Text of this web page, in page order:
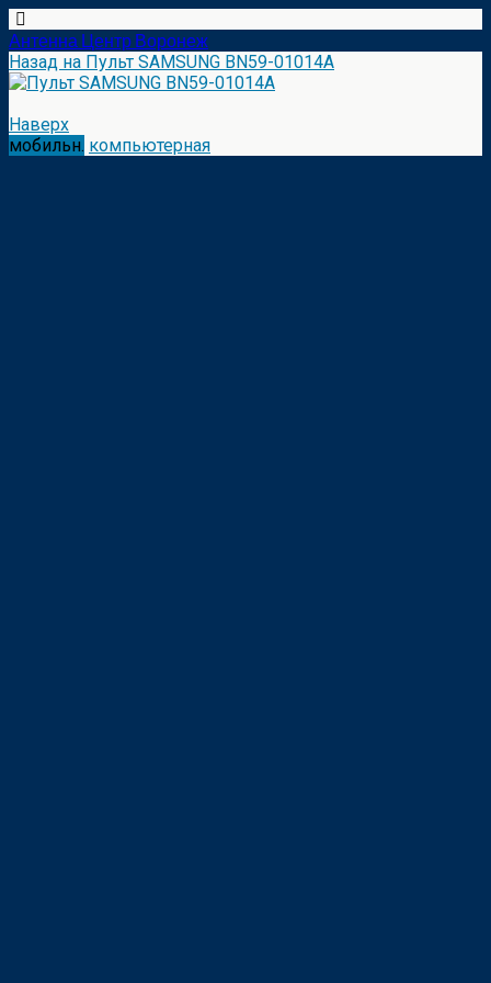
Антенна Центр Воронеж
Назад на Пульт SAMSUNG BN59-01014A
Наверх
мобильн. компьютерная